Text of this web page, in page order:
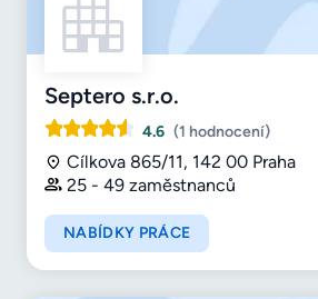
Septero s.r.o.
4.6 (1 hodnocení)
Cílkova 865/11, 142 00 Praha
25 - 49 zaměstnanců
NABÍDKY PRÁCE